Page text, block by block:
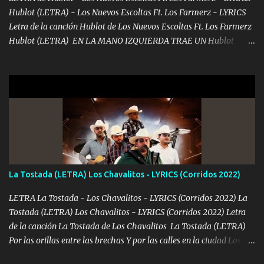
tenerte aquí espero que quiera...
Hublot (LETRA) - Los Nuevos Escoltas Ft. Los Farmerz - LYRICS
Letra de la canción Hublot de Los Nuevos Escoltas Ft. Los Farmerz
Hublot (LETRA) EN LA MANO IZQUIERDA TRAE UN Hublot
LLEGO EL MANDADO TODO COMPLETITO TODAVÍA LLEGO
ESTAMPADO ♦️🔷♦️ TRES O CUATRO DÍAS PA DESAFANARLO OTRO
MESECITO VAYA ALISTANDO PURO BILLETITO DEL FRANKIE
MANDAMOS HACE MUCHO BULTO LAS CARAS DEL JACKSON♦️
PAGO AL CONTADO Y NO DEJO NINGÚN RASTRO SE MUEVEN
LAS PACAS LAS LIGAS VAMOS TRONANDO♦️🔷♦️♦️🔷 YO NO MUEVO
MOTA SOLO LA FUMAMOS DONDE SE ME ANTOJA UN GALLO
FORJAMOS ESTOY BIEN CONECTADO Y GENTE TRAIGO AL
MANDO YA DIJE MI NOMBRE Y NI CUENTA SE HAN DADO♦️🔷
CON CUIDADO Y PRECAVIDO ME LA PASÓ CON LOS GRING0S
HAY QUE SER DISIMULADO 🔷♦️🔷 MÚSICA 🍀💶🍀💶💵💶🍀💶🍀💶
La Tostada (LETRA) Los Chavalitos - LYRICS (Corridos 2022)
LETRA La Tostada - Los Chavalitos - LYRICS (Corridos 2022) La
Tostada (LETRA) Los Chavalitos - LYRICS (Corridos 2022) Letra
de la canción La Tostada de Los Chavalitos La Tostada (LETRA)
Por las orillas entre las brechas Y por las calles en la ciudad Los